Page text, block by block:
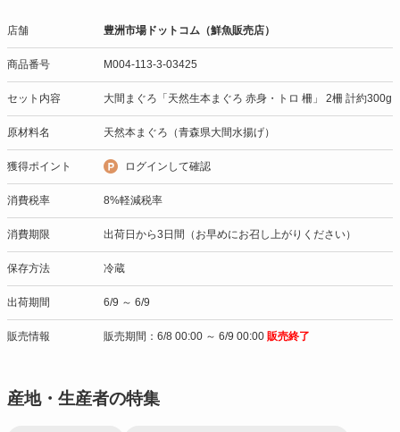
店舗 豊洲市場ドットコム（鮮魚販売店）
商品番号 M004-113-3-03425
セット内容 大間まぐろ「天然生本まぐろ 赤身・トロ 柵」 2柵 計約300g
原材料名 天然本まぐろ（青森県大間水揚げ）
獲得ポイント ログインして確認
消費税率 8%軽減税率
消費期限 出荷日から3日間（お早めにお召し上がりください）
保存方法 冷蔵
出荷期間 6/9 ～ 6/9
販売情報 販売期間：6/8 00:00 ～ 6/9 00:00 販売終了
産地・生産者の特集